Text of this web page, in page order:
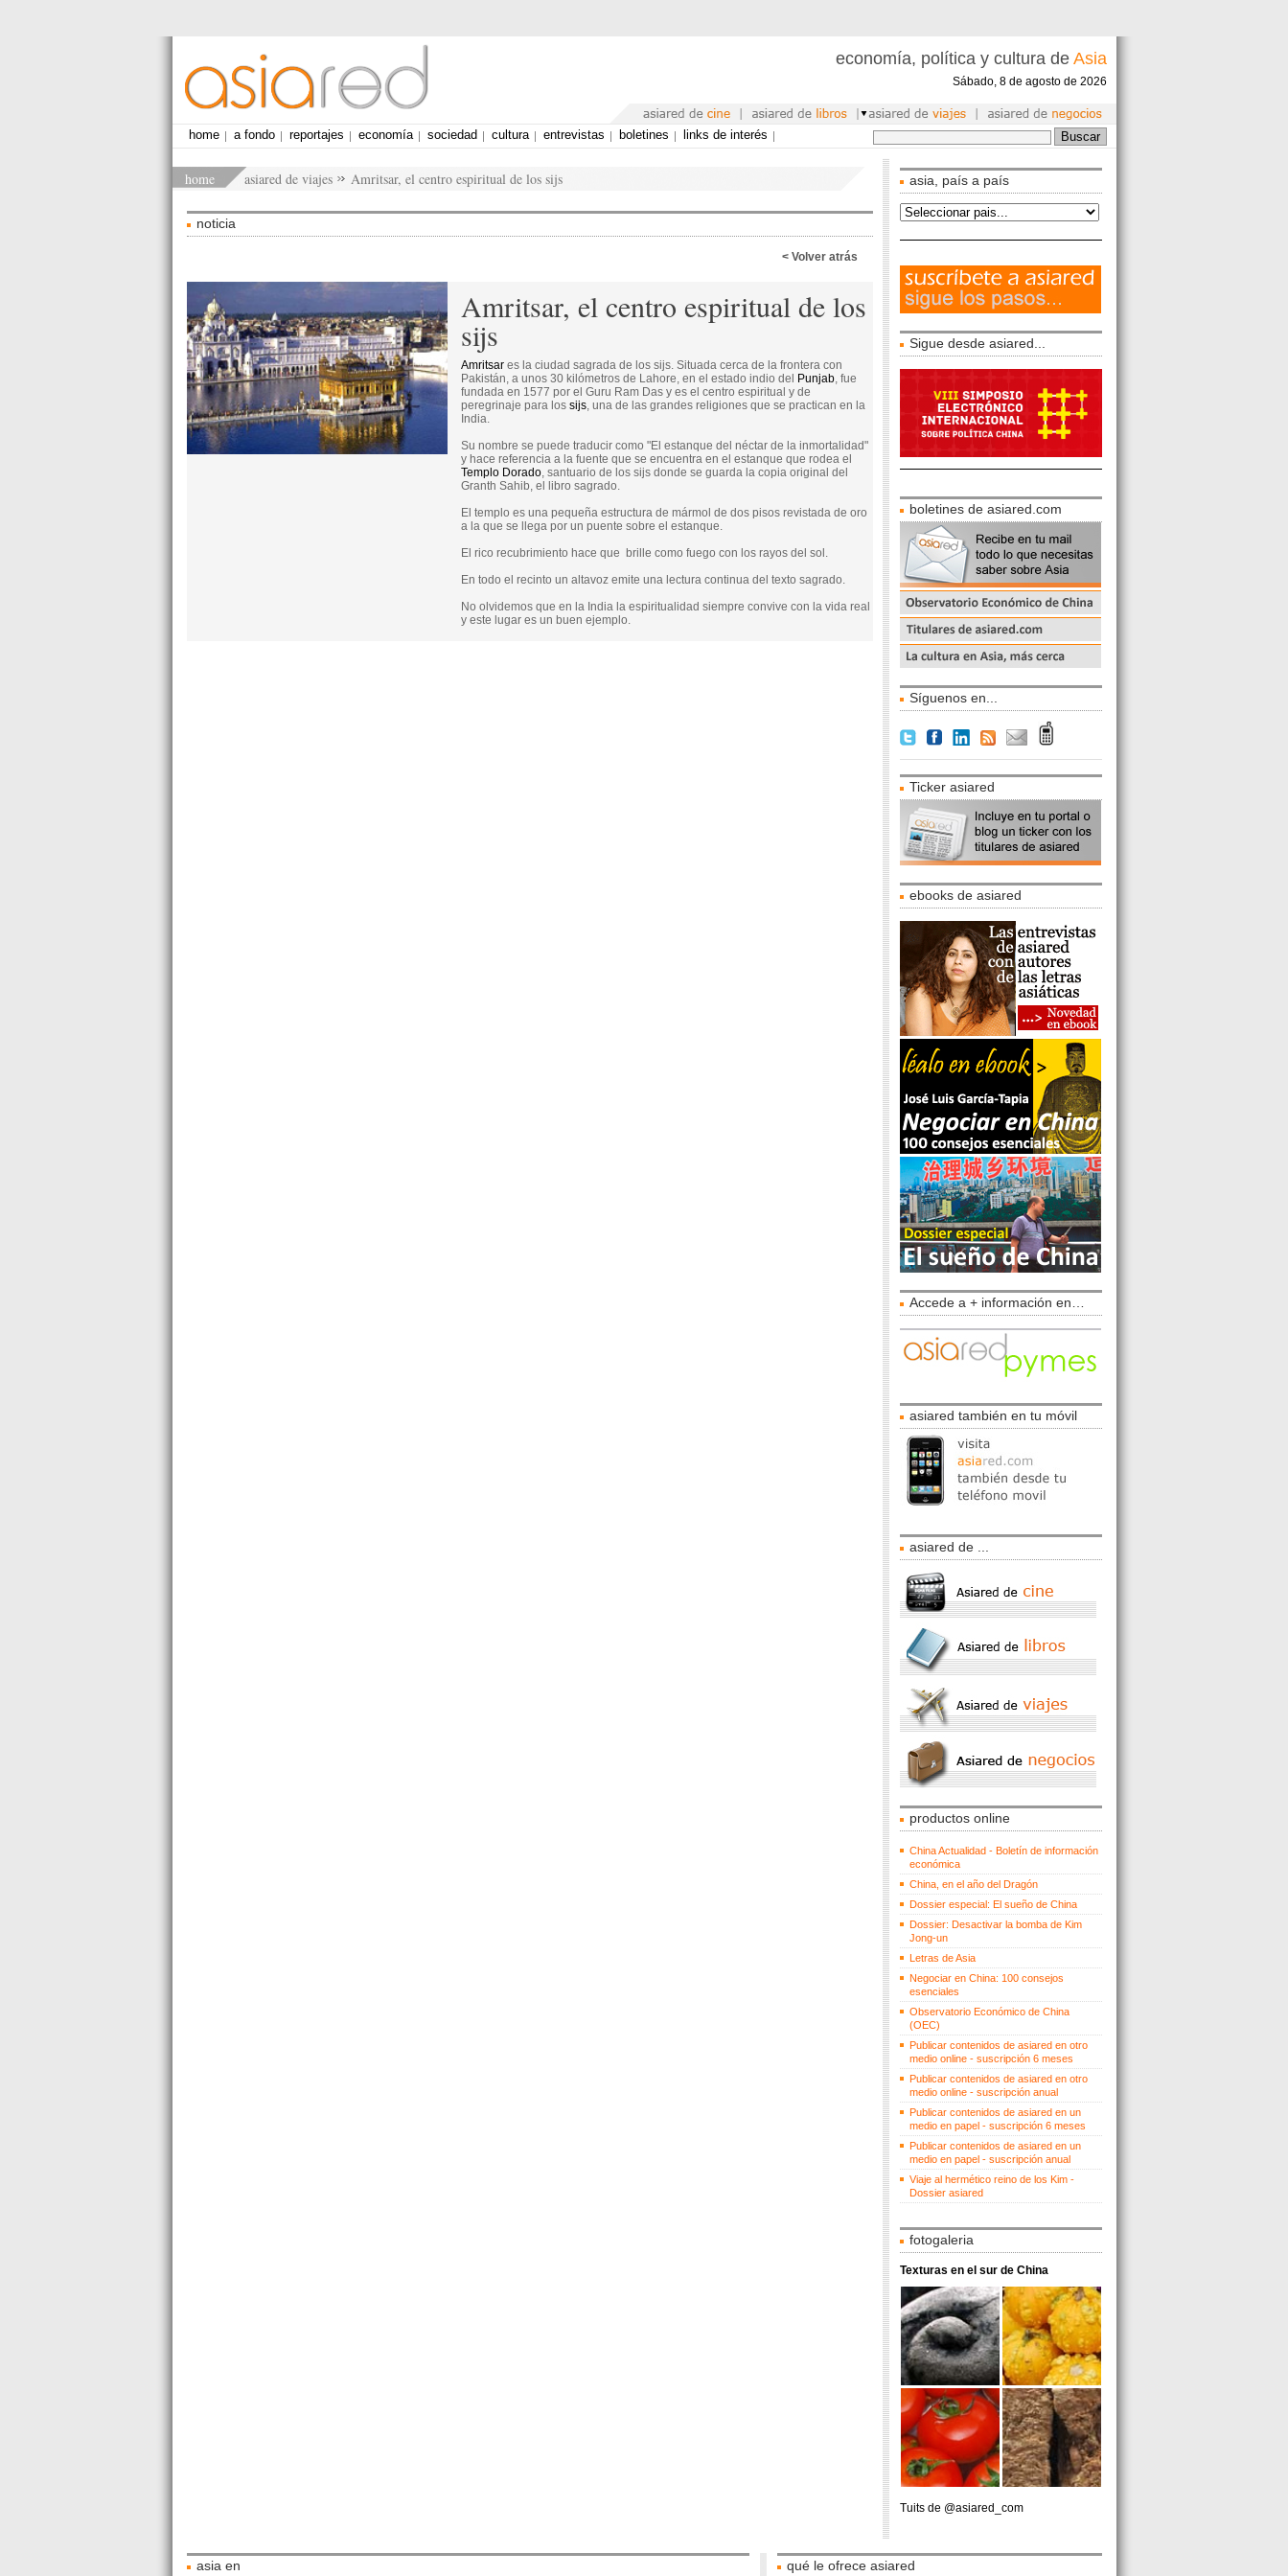
economía, política y cultura de Asia
Sábado, 8 de agosto de 2026
home asiared de viajes Amritsar, el centro espiritual de los sijs
home a fondo reportajes economía sociedad cultura entrevistas boletines links de interés
noticia
< Volver atrás
Amritsar, el centro espiritual de los
sijs
Amritsar es la ciudad sagrada de los sijs. Situada cerca de la frontera con
Pakistán, a unos 30 kilómetros de Lahore, en el estado indio del
Punjab, fue
fundada en 1577 por el Guru Ram Das y es el centro espiritual y de
peregrinaje para los sijs, una de las grandes religiones que se practican en la
India.
Su nombre se puede traducir como "El estanque del néctar de la inmortalidad"
y hace referencia a la fuente que se encuentra en el estanque que rodea el
Templo Dorado, santuario de los sijs donde se guarda la copia original del
Granth Sahib, el libro sagrado.
El templo es una pequeña estructura de mármol de dos pisos revistada de oro
a la que se llega por un puente sobre el estanque.
El rico recubrimiento hace que brille como fuego con los rayos del sol.
En todo el recinto un altavoz emite una lectura continua del texto sagrado.
No olvidemos que en la India la espiritualidad siempre convive con la vida real
y este lugar es un buen ejemplo.
asia, país a país
Sigue desde asiared...
boletines de asiared.com
Síguenos en...
Ticker asiared
ebooks de asiared
Accede a + información en…
asiared también en tu móvil
asiared de ...
productos online
China Actualidad - Boletín de información
económica
China, en el año del Dragón
Dossier especial: El sueño de China
Dossier: Desactivar la bomba de Kim
Jong-un
Letras de Asia
Negociar en China: 100 consejos
esenciales
Observatorio Económico de China
(OEC)
Publicar contenidos de asiared en otro
medio online - suscripción 6 meses
Publicar contenidos de asiared en otro
medio online - suscripción anual
Publicar contenidos de asiared en un
medio en papel - suscripción 6 meses
Publicar contenidos de asiared en un
medio en papel - suscripción anual
Viaje al hermético reino de los Kim -
Dossier asiared
fotogaleria
Texturas en el sur de China
Tuits de @asiared_com
asia en qué le ofrece asiared